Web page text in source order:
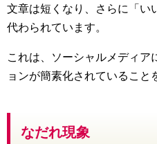
文章は短くなり、さらに「い
代わられています。
これは、ソーシャルメディア
ョンが簡素化されていること
なだれ現象